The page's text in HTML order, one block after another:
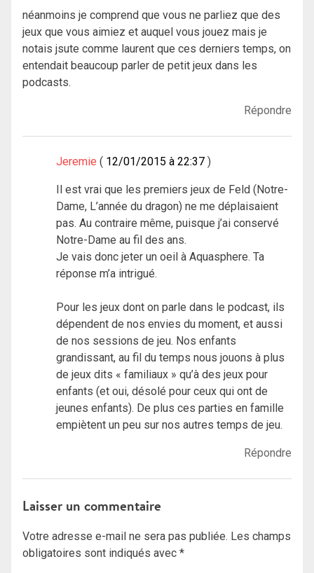
néanmoins je comprend que vous ne parliez que des
jeux que vous aimiez et auquel vous jouez mais je
notais jsute comme laurent que ces derniers temps, on
entendait beaucoup parler de petit jeux dans les
podcasts.
Répondre
Jeremie 12/01/2015 à 22:37
Il est vrai que les premiers jeux de Feld (Notre-
Dame, L’année du dragon) ne me déplaisaient
pas. Au contraire même, puisque j’ai conservé
Notre-Dame au fil des ans.
Je vais donc jeter un oeil à Aquasphere. Ta
réponse m’a intrigué.
Pour les jeux dont on parle dans le podcast, ils
dépendent de nos envies du moment, et aussi
de nos sessions de jeu. Nos enfants
grandissant, au fil du temps nous jouons à plus
de jeux dits « familiaux » qu’à des jeux pour
enfants (et oui, désolé pour ceux qui ont de
jeunes enfants). De plus ces parties en famille
empiètent un peu sur nos autres temps de jeu.
Répondre
Laisser un commentaire
Votre adresse e-mail ne sera pas publiée. Les champs
obligatoires sont indiqués avec *